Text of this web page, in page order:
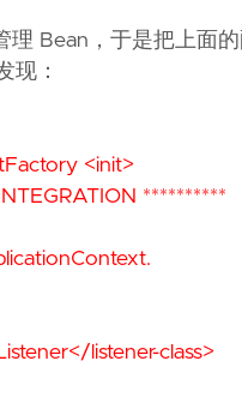
Bean，于是把上面
现：
<init>
**********
listener-class>